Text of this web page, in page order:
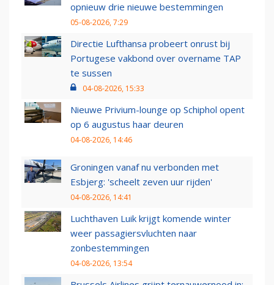
opnieuw drie nieuwe bestemmingen
05-08-2026, 7:29
Directie Lufthansa probeert onrust bij
Portugese vakbond over overname TAP
te sussen
04-08-2026, 15:33
Nieuwe Privium-lounge op Schiphol opent
op 6 augustus haar deuren
04-08-2026, 14:46
Groningen vanaf nu verbonden met
Esbjerg: 'scheelt zeven uur rijden'
04-08-2026, 14:41
Luchthaven Luik krijgt komende winter
weer passagiersvluchten naar
zonbestemmingen
04-08-2026, 13:54